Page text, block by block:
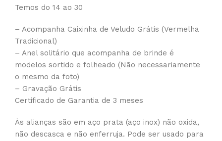
Temos do 14 ao 30
– Acompanha Caixinha de Veludo Grátis (Vermelha
Tradicional)
– Anel solitário que acompanha de brinde é
modelos sortido e folheado (Não necessariamente
o mesmo da foto)
– Gravação Grátis
Certificado de Garantia de 3 meses
Às alianças são em aço prata (aço inox) não oxida,
não descasca e não enferruja. Pode ser usado para